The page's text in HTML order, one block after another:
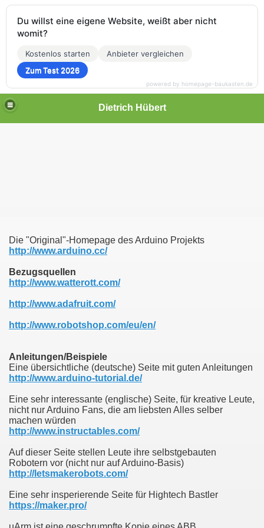
Dietrich Hübert
Die "Original"-Homepage des Arduino Projekts
http://www.arduino.cc/
Bezugsquellen
http://www.watterott.com/
http://www.adafruit.com/
http://www.robotshop.com/eu/en/
Anleitungen/Beispiele
Eine übersichtliche (deutsche) Seite mit guten Anleitungen
http://www.arduino-tutorial.de/
Eine sehr interessante (englische) Seite, für kreative Leute,
nicht nur Arduino Fans, die am liebsten Alles selber
machen würden
http://www.instructables.com/
Auf dieser Seite stellen Leute ihre selbstgebauten
Robotern vor (nicht nur auf Arduino-Basis)
http://letsmakerobots.com/
Eine sehr insperierende Seite für Hightech Bastler
https://maker.pro/
Du willst eine eigene Website, weißt aber nicht
womit?
Kostenlos starten
Anbieter vergleichen
Zum Test 2026
powered by homepage-baukasten.de